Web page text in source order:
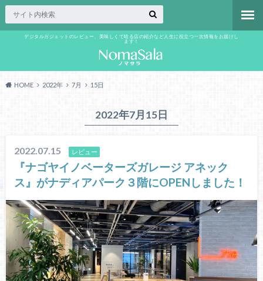
デジタルガジェットのレビュー、美味しくて唸る店の紹介など人生に役立つ一次情報をお届けし
ます！
HOME 2022年 7月 15日
2022年7月15日
2022.07.15 レビュー
『ナゴヤイノベーターズガレージ アネック
ス』がナディアパーク３階にOPENしました！